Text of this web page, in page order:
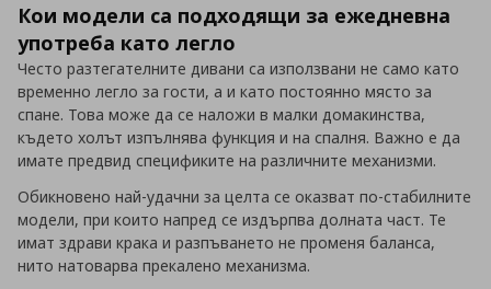
Кои модели са подходящи за ежедневна
употреба като легло
Често разтегателните дивани са използвани не само като
временно легло за гости, а и като постоянно място за
спане. Това може да се наложи в малки домакинства,
където холът изпълнява функция и на спалня. Важно е да
имате предвид спецификите на различните механизми.
Обикновено най-удачни за целта се оказват по-стабилните
модели, при които напред се издърпва долната част. Те
имат здрави крака и разпъването не променя баланса,
нито натоварва прекалено механизма.